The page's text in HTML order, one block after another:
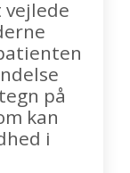
på
kan
i